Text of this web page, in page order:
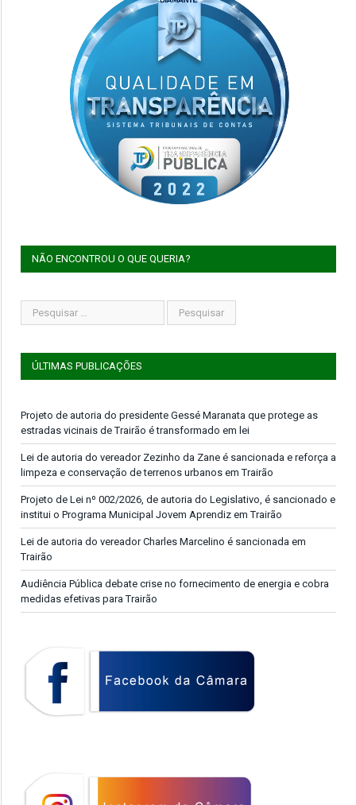
NÃO ENCONTROU O QUE QUERIA?
ÚLTIMAS PUBLICAÇÕES
Projeto de autoria do presidente Gessé Maranata que protege as
estradas vicinais de Trairão é transformado em lei
Lei de autoria do vereador Zezinho da Zane é sancionada e reforça a
limpeza e conservação de terrenos urbanos em Trairão
Projeto de Lei nº 002/2026, de autoria do Legislativo, é sancionado e
institui o Programa Municipal Jovem Aprendiz em Trairão
Lei de autoria do vereador Charles Marcelino é sancionada em
Trairão
Audiência Pública debate crise no fornecimento de energia e cobra
medidas efetivas para Trairão